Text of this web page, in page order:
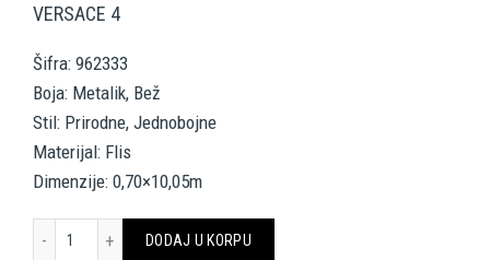
VERSACE 4
Šifra: 962333
Boja: Metalik, Bež
Stil: Prirodne, Jednobojne
Materijal: Flis
Dimenzije: 0,70×10,05m
VERSACE HOME WALLPAPER 962333 količina
DODAJ U KORPU